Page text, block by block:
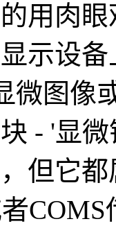
用肉
示设
微图像
- '显
但它